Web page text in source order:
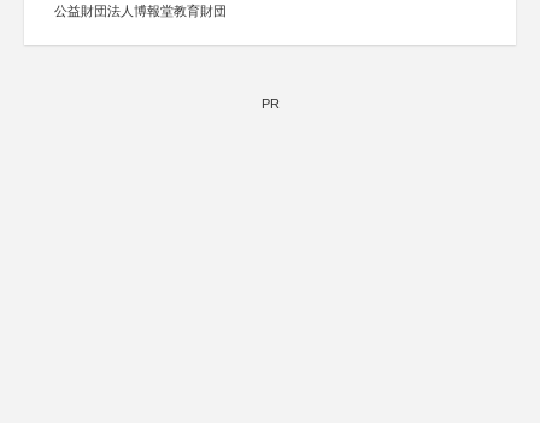
公益財団法人博報堂教育財団
PR